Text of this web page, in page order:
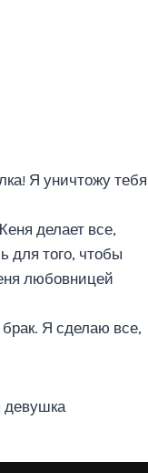
Я уничтожу тебя
делает все,
для того, чтобы
любовницей
Я сделаю все,
девушка